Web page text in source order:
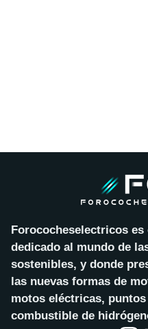
Forococheselectricos
dedicado al mundo de
sostenibles, y donde
las nuevas formas de
motos eléctricas,
combustible de